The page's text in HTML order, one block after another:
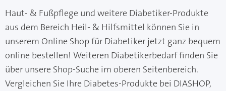
Haut- & Fußpflege und weitere Diabetiker-Produkte
aus dem Bereich Heil- & Hilfsmittel können Sie in
unserem Online Shop für Diabetiker jetzt ganz bequem
online bestellen! Weiteren Diabetikerbedarf finden Sie
über unsere Shop-Suche im oberen Seitenbereich.
Vergleichen Sie Ihre Diabetes-Produkte bei DIASHOP,